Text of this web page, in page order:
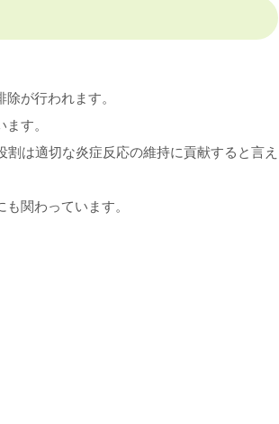
が行われます。
す。
は適切な炎症反応の維持に貢献すると言え
関わっています。